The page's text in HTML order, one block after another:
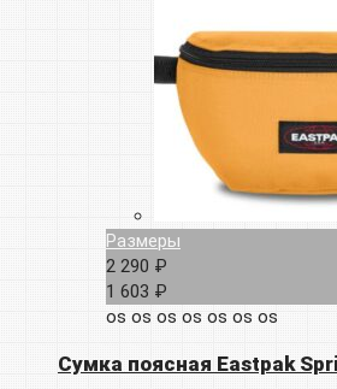
Размеры
2 290 ₽
1 603 ₽
os os os os os os os
Сумка поясная Eastpak